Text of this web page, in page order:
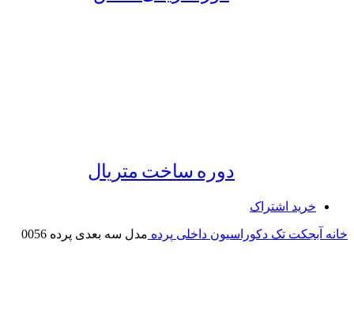
دوره ساخت متریال
خرید اشتراک
خانه آبجکت تک دکوراسیون داخلی پرده مدل سه بعدی پرده 0056